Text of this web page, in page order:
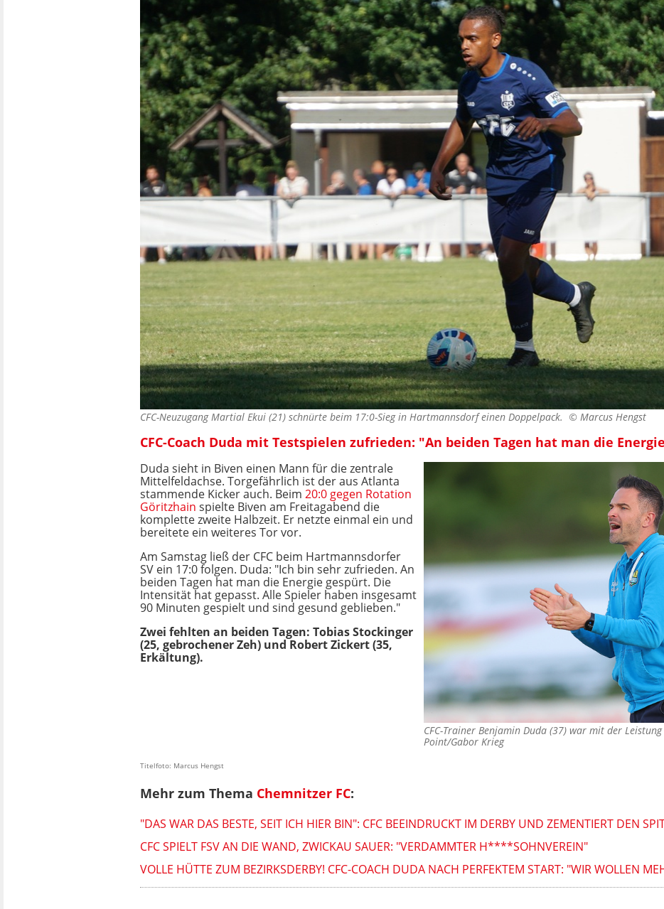
CFC-Neuzugang Martial Ekui (21) schnürte beim 17:0-Sieg in Hartmannsdorf einen Doppelpack. © Marcus Hengst
CFC-Coach Duda mit Testspielen zufrieden: "An beiden Tagen hat man die
CFC-Trainer Benjamin Duda (37) war mit der
Point/Gabor Krieg
Duda sieht in Biven einen Mann für die zentrale
Mittelfeldachse. Torgefährlich ist der aus Atlanta
stammende Kicker auch. Beim 20:0 gegen Rotation
Göritzhain spielte Biven am Freitagabend die
komplette zweite Halbzeit. Er netzte einmal ein und
bereitete ein weiteres Tor vor.
Am Samstag ließ der CFC beim Hartmannsdorfer
SV ein 17:0 folgen. Duda: "Ich bin sehr zufrieden. An
beiden Tagen hat man die Energie gespürt. Die
Intensität hat gepasst. Alle Spieler haben insgesamt
90 Minuten gespielt und sind gesund geblieben."
Zwei fehlten an beiden Tagen: Tobias Stockinger
(25, gebrochener Zeh) und Robert Zickert (35,
Erkältung).
Titelfoto: Marcus Hengst
Mehr zum Thema Chemnitzer FC:
"DAS WAR DAS BESTE, SEIT ICH HIER BIN": CFC BEEINDRUCKT IM DERBY UND ZEMENTIERT DEN
CFC SPIELT FSV AN DIE WAND, ZWICKAU SAUER: "VERDAMMTER H****SOHNVEREIN"
VOLLE HÜTTE ZUM BEZIRKSDERBY! CFC-COACH DUDA NACH PERFEKTEM START: "WIR WOLLEN